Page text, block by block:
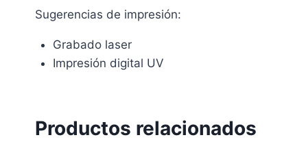
Sugerencias de impresión:
Grabado laser
Impresión digital UV
Productos relacionados